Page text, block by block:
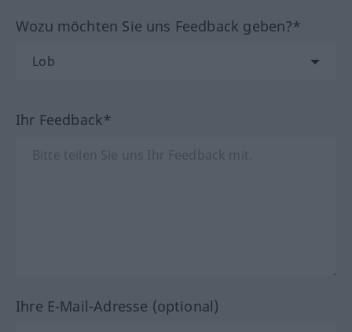
Wozu möchten Sie uns Feedback geben?*
Ihr Feedback*
Ihre E-Mail-Adresse (optional)